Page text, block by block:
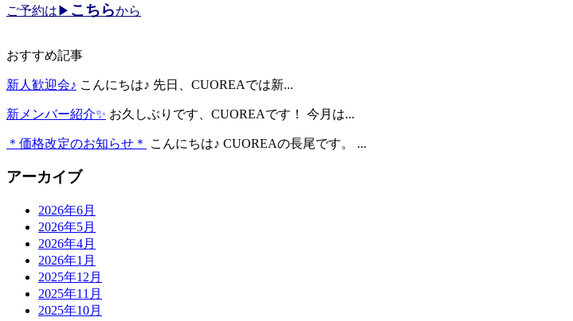
ご予約は ▶︎ こちらから
おすすめ記事
新人歓迎会♪ こんにちは♪ 先日、CUOREAでは新...
新メンバー紹介✨ お久しぶりです、CUOREAです！ 今月は...
＊価格改定のお知らせ＊ こんにちは♪ CUOREAの長尾です。 ...
アーカイブ
2026年6月
2026年5月
2026年4月
2026年1月
2025年12月
2025年11月
2025年10月